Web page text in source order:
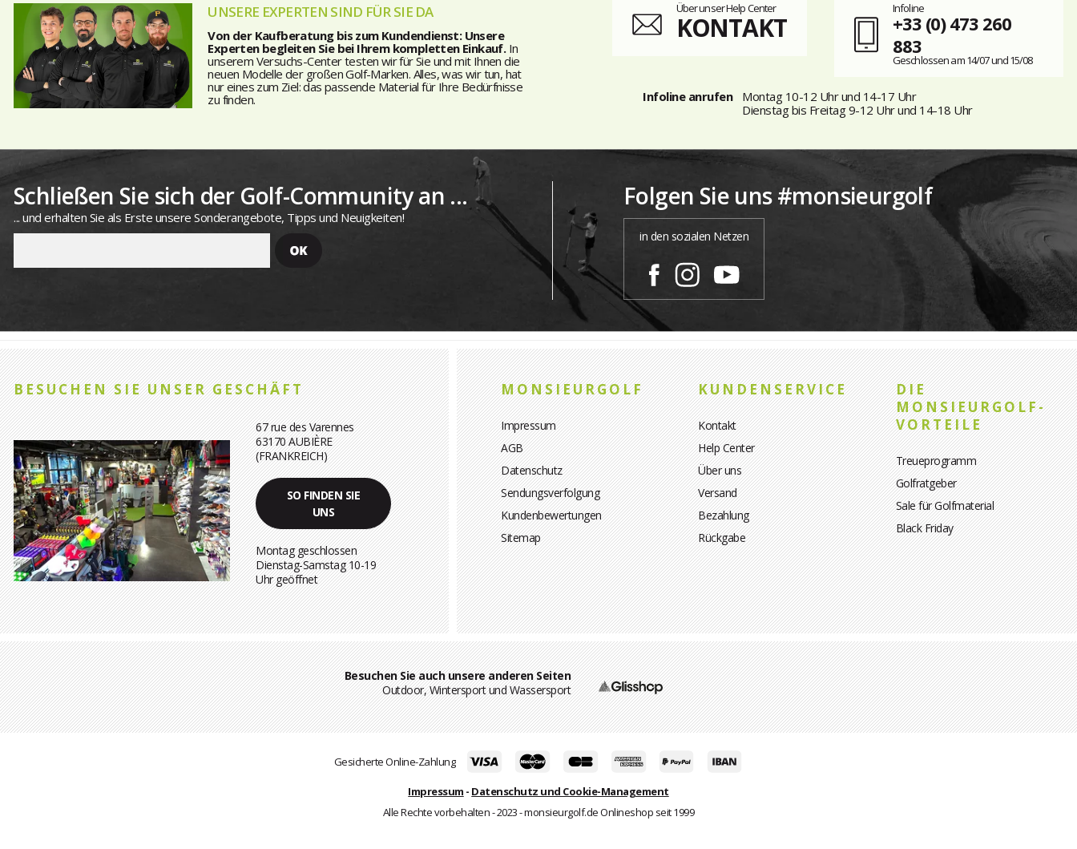
UNSERE EXPERTEN SIND FÜR SIE DA
Von der Kaufberatung bis zum Kundendienst: Unsere
Experten begleiten Sie bei Ihrem kompletten Einkauf.In
unserem Versuchs-Center testen wir für Sie und mit Ihnen die
neuen Modelle der großen Golf-Marken. Alles, was wir tun, hat
nur eines zum Ziel: das passende Material für Ihre Bedürfnisse
zu finden.
Über unser Help Center
KONTAKT
Infoline
+33 (0) 473 260
883
Geschlossen am 14/07 und 15/08
Infoline anrufen
Montag 10-12 Uhr und 14-17 Uhr
Dienstag bis Freitag 9-12 Uhr und 14-18 Uhr
Schließen Sie sich der Golf-Community an ...
... und erhalten Sie als Erste unsere Sonderangebote, Tipps und Neuigkeiten!
Folgen Sie uns #monsieurgolf
in den sozialen Netzen
BESUCHEN SIE UNSER GESCHÄFT
67 rue des Varennes
63170 AUBIÈRE
(FRANKREICH)
SO FINDEN SIE
UNS
Montag geschlossen
Dienstag-Samstag 10-19
Uhr geöffnet
MONSIEURGOLF
Impressum
AGB
Datenschutz
Sendungsverfolgung
Kundenbewertungen
Sitemap
KUNDENSERVICE
Kontakt
Help Center
Über uns
Versand
Bezahlung
Rückgabe
DIE
MONSIEURGOLF-
VORTEILE
Treueprogramm
Golfratgeber
Sale für Golfmaterial
Black Friday
Besuchen Sie auch unsere anderen Seiten
Outdoor, Wintersport und Wassersport
Gesicherte Online-Zahlung
Impressum - Datenschutz und Cookie-Management
Alle Rechte vorbehalten - 2023 - monsieurgolf.de Onlineshop seit 1999